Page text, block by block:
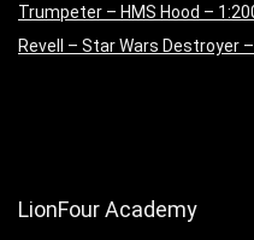
Trumpeter – HMS Hood –
Revell – Star Wars Destroyer
LionFour Academy